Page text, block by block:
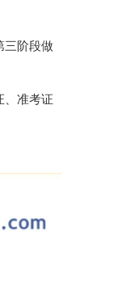
三阶段做
、准考证